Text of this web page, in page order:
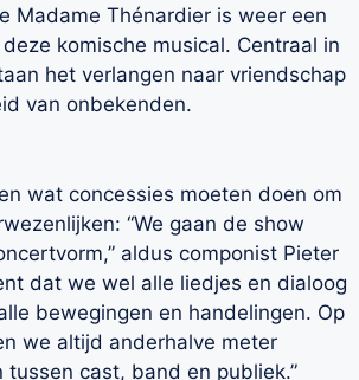
Madame Thénardier is weer een
komische musical. Centraal in
het verlangen naar vriendschap
van onbekenden.
wat concessies moeten doen om
“We gaan de show
aldus componist Pieter
dat we wel alle liedjes en dialoog
bewegingen en handelingen. Op
we altijd anderhalve meter
cast, band en publiek.”